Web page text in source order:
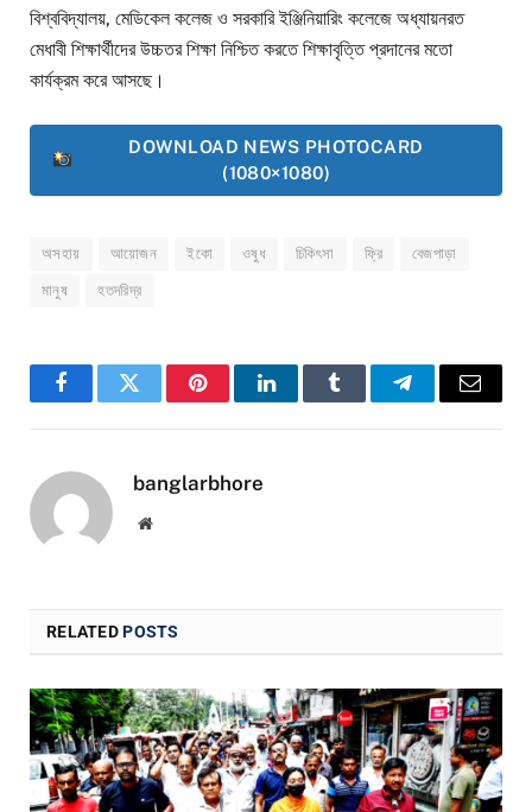
বিশ্ববিদ্যালয়, মেডিকেল কলেজ ও সরকারি ইঞ্জিনিয়ারিং কলেজে অধ্যায়নরত
মেধাবী শিক্ষার্থীদের উচ্চতর শিক্ষা নিশ্চিত করতে শিক্ষাবৃত্তি প্রদানের মতো
কার্যক্রম করে আসছে।
DOWNLOAD NEWS PHOTOCARD
(1080×1080)
অসহায় আয়োজন ইকো ওষুধ চিকিৎসা ফ্রি বেজপাড়া
মানুষ হতদরিদ্র
FacebookTwitter PinterestLinkedInTumblr TelegramEmail
banglarbhore
Website
RELATEDPOSTS